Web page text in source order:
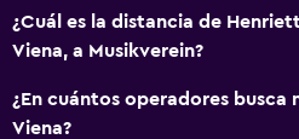
Cafetera
¿Cuál es la distancia de
Viena, a Musikverein?
¿En cuántos operadores busca
Viena?